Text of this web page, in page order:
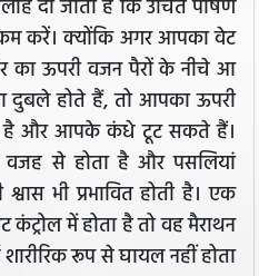
दी जाती है कि उचित पोषण
कम करें। क्योंकि अगर आपका वेट
का ऊपरी वजन पैरों के नीचे आ
दुबले होते हैं, तो आपका ऊपरी
है और आपके कंधे टूट सकते हैं।
वजह से होता है और पसलियां
भी प्रभावित होती है। एक
में होता है तो वह मैराथन
रूप से घायल नहीं होता